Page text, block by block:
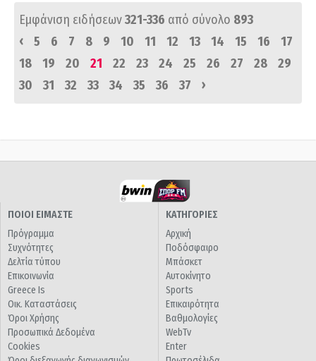
Εμφάνιση ειδήσεων321-336 από σύνολο 893
‹
5 6 7 8 9 10 11 12 13 14 15 16
17
18
19 20 21 22 23 24 25 26 27 28
29
30
31 32 33 34 35 36 37 ›
ΠΟΙΟΙ ΕΙΜΑΣΤΕ
Πρόγραμμα
Συχνότητες
Δελτία τύπου
Επικοινωνία
Greece Is
Οικ. Καταστάσεις
Όροι Χρήσης
Προσωπικά Δεδομένα
Cookies
ΚΑΤΗΓΟΡΙΕΣ
Αρχική
Ποδόσφαιρο
Μπάσκετ
Αυτοκίνητο
Sports
Επικαιρότητα
Βαθμολογίες
WebTv
Enter